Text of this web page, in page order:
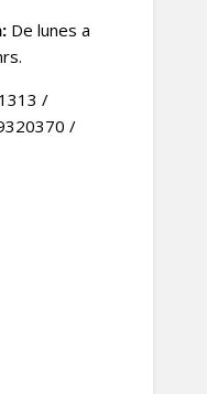
De lunes a
/
/